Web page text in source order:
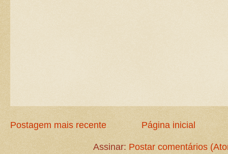
Postagem mais recente Página inicial
Assinar: Postar comentários